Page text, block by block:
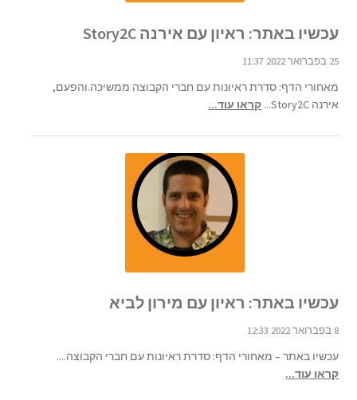
עכשיו באתר: ראיון עם אירנה Story2C
25 בפברואר 2022 11:37
מאחורי הדף: סדרת ראיונות עם חברי הקבוצה ממשיכה.והפעם,
אירנה Story2C...
קראו עוד...
עכשיו באתר: ראיון עם מירון לביא
8 בפברואר 2022 12:33
עכשיו באתר – מאחורי הדף: סדרת ראיונות עם חברי הקבוצה....
קראו עוד...